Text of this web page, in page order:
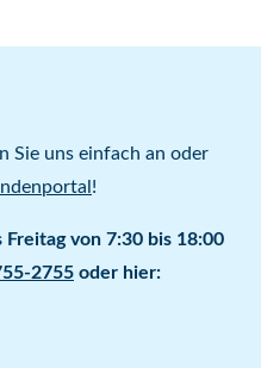
Sie uns einfach an oder
!
von 7:30 bis 18:00
2755 oder hier: